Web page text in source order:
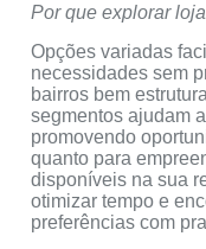
Por que explorar
Opções variadas
necessidades sem
bairros bem
segmentos ajudam
promovendo
quanto para
disponíveis na sua
otimizar tempo e
preferências com